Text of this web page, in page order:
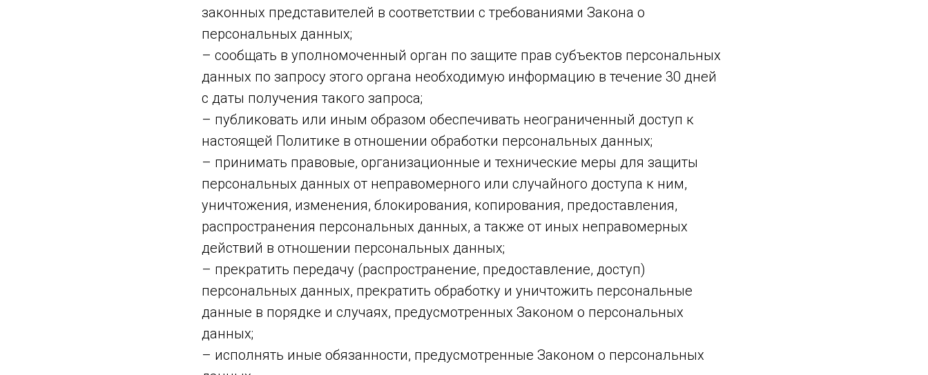
законных представителей в соответствии с требованиями Закона о
персональных данных;
– сообщать в уполномоченный орган по защите прав субъектов персональных
данных по запросу этого органа необходимую информацию в течение 30 дней
с даты получения такого запроса;
– публиковать или иным образом обеспечивать неограниченный доступ к
настоящей Политике в отношении обработки персональных данных;
– принимать правовые, организационные и технические меры для защиты
персональных данных от неправомерного или случайного доступа к ним,
уничтожения, изменения, блокирования, копирования, предоставления,
распространения персональных данных, а также от иных неправомерных
действий в отношении персональных данных;
– прекратить передачу (распространение, предоставление, доступ)
персональных данных, прекратить обработку и уничтожить персональные
данные в порядке и случаях, предусмотренных Законом о персональных
данных;
– исполнять иные обязанности, предусмотренные Законом о персональных